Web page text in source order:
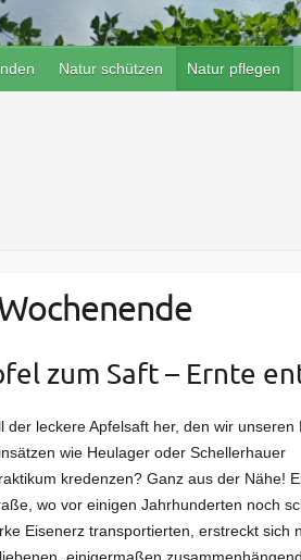
Natur schützen Natur pflegen
zum Saft – Ernte
der leckere Apfelsaft her, den wir unseren
wie Heulager oder Schellerhauer
kredenzen? Ganz aus der Nähe!
wo vor einigen Jahrhunderten noch
Eisenerz transportierten, erstreckt sich
einigermaßen